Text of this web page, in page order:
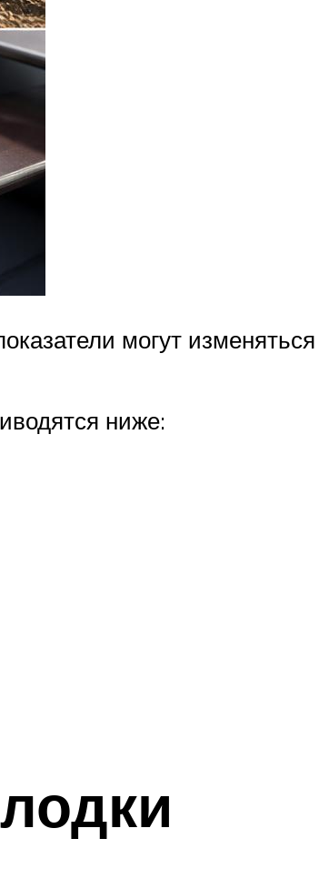
могут изменяться
ниже: